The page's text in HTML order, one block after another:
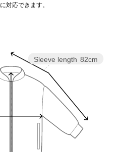
スリップオン
レースアップ
対応できます。
Sleeve length 82cm